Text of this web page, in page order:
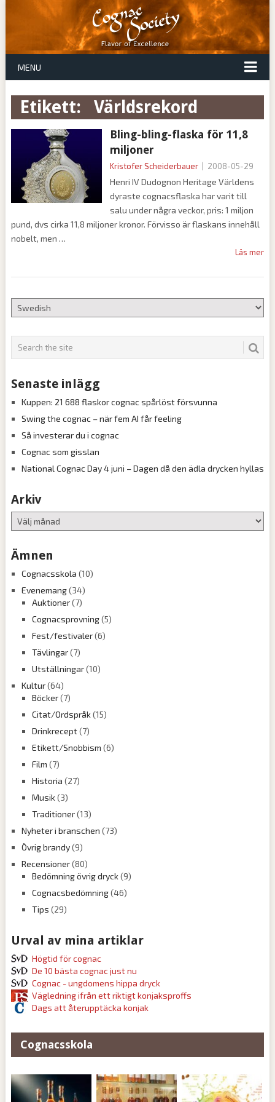
MENU
Etikett: världsrekord
Bling-bling-flaska för 11,8
miljoner
Kristofer Scheiderbauer 2008-05-29
Henri IV Dudognon Heritage Världens
dyraste cognacsflaska har varit till
salu under några veckor, pris: 1 miljon
pund, dvs cirka 11,8 miljoner kronor. Förvisso är flaskans innehåll
nobelt, men
Läs mer
Senaste inlägg
Kuppen: 21 688 flaskor cognac spårlöst försvunna
Swing the cognac – när fem AI får feeling
Så investerar du i cognac
Cognac som gisslan
National Cognac Day 4 juni – Dagen då den ädla drycken hyllas
Arkiv
Arkiv
Ämnen
Cognacsskola (10)
Evenemang(34)
Auktioner(7)
Cognacsprovning(5)
Fest/festivaler(6)
Tävlingar(7)
Utställningar(10)
Kultur(64)
Böcker(7)
Citat/Ordspråk(15)
Drinkrecept(7)
Etikett/Snobbism (6)
Film (7)
Historia (27)
Musik(3)
Traditioner(13)
Nyheter i branschen (73)
Övrig brandy(9)
Recensioner(80)
Bedömning övrig dryck(9)
Cognacsbedömning(46)
Tips (29)
Urval av mina artiklar
Högtid för cognac
De 10 bästa cognac just nu
Cognac - ungdomens hippa dryck
Vägledning ifrån ett riktigt konjaksproffs
Dags att återupptäcka konjak
Cognacsskola